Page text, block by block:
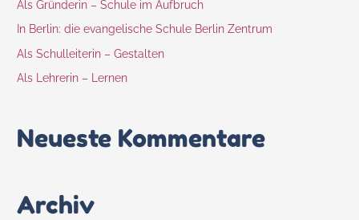
Als Gründerin – Schule im Aufbruch
In Berlin: die evangelische Schule Berlin Zentrum
Als Schulleiterin – Gestalten
Als Lehrerin – Lernen
Neueste Kommentare
Archiv